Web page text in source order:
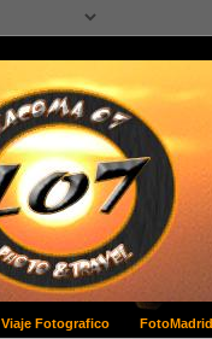
Viaje Fotografico FotoMadrid